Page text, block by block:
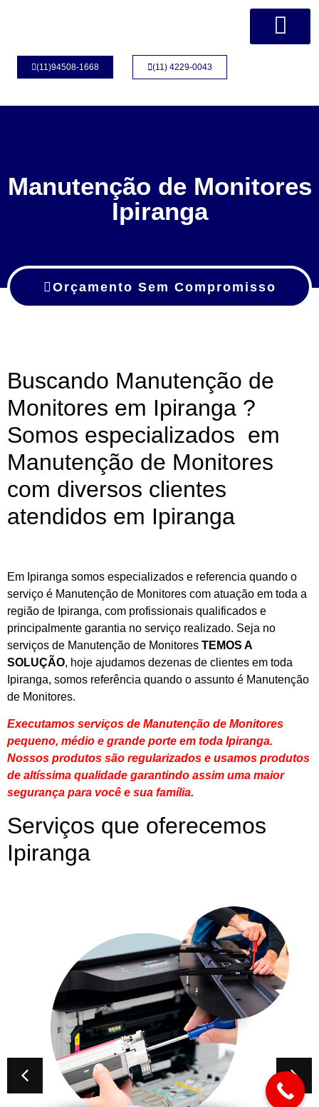
(11)94508-1668 (11) 4229-0043
Manutenção de Monitores
Ipiranga
Orçamento Sem Compromisso
Buscando Manutenção de
Monitores em Ipiranga ?
Somos especializados em
Manutenção de Monitores
com diversos clientes
atendidos em Ipiranga
Em Ipiranga somos especializados e referencia quando o
serviço é Manutenção de Monitores com atuação em toda a
região de Ipiranga, com profissionais qualificados e
principalmente garantia no serviço realizado. Seja no
serviços de Manutenção de Monitores TEMOS A
SOLUÇÃO, hoje ajudamos dezenas de clientes em toda
Ipiranga, somos referência quando o assunto é Manutenção
de Monitores.
Executamos serviços de Manutenção de Monitores
pequeno, médio e grande porte em toda Ipiranga.
Nossos produtos são regularizados e usamos produtos
de altíssima qualidade garantindo assim uma maior
segurança para você e sua família.
Serviços que oferecemos
Ipiranga